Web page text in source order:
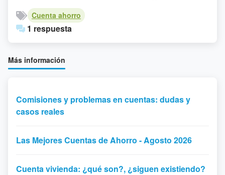
Cuenta ahorro
1 respuesta
Más información
Comisiones y problemas en cuentas: dudas y
casos reales
Las Mejores Cuentas de Ahorro - Agosto 2026
Cuenta vivienda: ¿qué son?, ¿siguen existiendo?